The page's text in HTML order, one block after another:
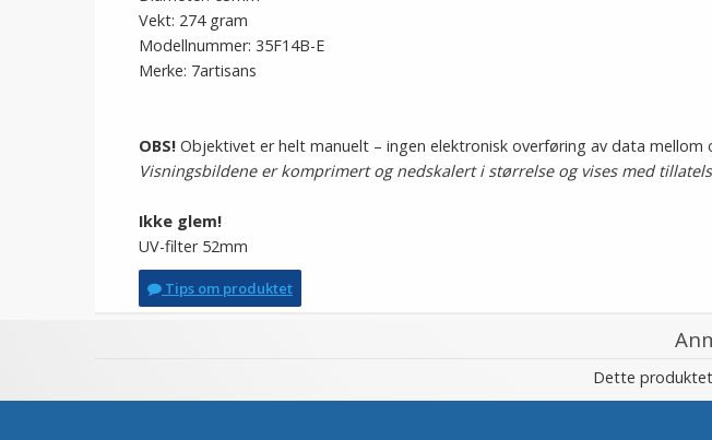
Vekt: 274 gram
Modellnummer: 35F14B-E
Merke: 7artisans
OBS! Objektivet er helt manuelt – ingen elektronisk overføring av data mellom
Visningsbildene er komprimert og nedskalert i størrelse og vises med
Ikke glem!
UV-filter 52mm
Tips om produktet
Dette